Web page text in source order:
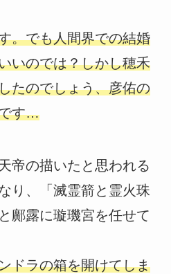
。でも人間界での結婚
いのでは？しかし穂禾
たのでしょう、彦佑の
す…
帝の描いたと思われる
り、「滅霊箭と霊火珠
鄺露に璇璣宮を任せて
ドラの箱を開けてしま